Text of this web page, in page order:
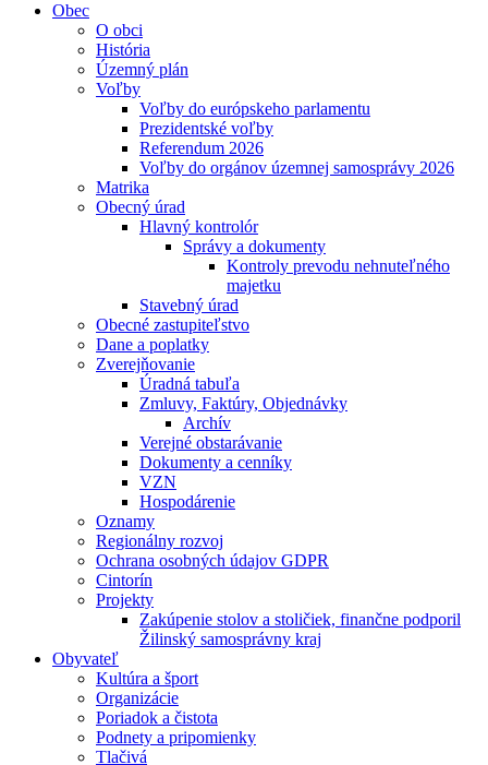
Obec
O obci
História
Územný plán
Voľby
Voľby do európskeho parlamentu
Prezidentské voľby
Referendum 2026
Voľby do orgánov územnej samosprávy 2026
Matrika
Obecný úrad
Hlavný kontrolór
Správy a dokumenty
Kontroly prevodu nehnuteľného
majetku
Stavebný úrad
Obecné zastupiteľstvo
Dane a poplatky
Zverejňovanie
Úradná tabuľa
Zmluvy, Faktúry, Objednávky
Archív
Verejné obstarávanie
Dokumenty a cenníky
VZN
Hospodárenie
Oznamy
Regionálny rozvoj
Ochrana osobných údajov GDPR
Cintorín
Projekty
Zakúpenie stolov a stoličiek, finančne podporil
Žilinský samosprávny kraj
Obyvateľ
Kultúra a šport
Organizácie
Poriadok a čistota
Podnety a pripomienky
Tlačivá